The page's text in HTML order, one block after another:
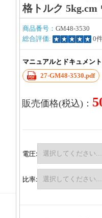
格トルク 5kg.cm
商品番号： GM48-3530
総合評価:
0
マニュアルとドキュメン
27-GM48-3530.pdf
販売価格(税込)：
電圧:
比率: